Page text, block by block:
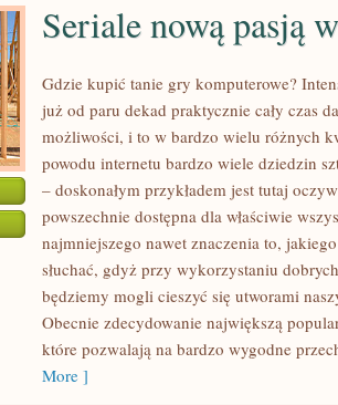
Seriale nową pasją
Gdzie kupić tanie gry komputerowe?
już od paru dekad praktycznie cały czas
możliwości, i to w bardzo wielu różnych
powodu internetu bardzo wiele dziedzin
– doskonałym przykładem jest tutaj
powszechnie dostępna dla właściwie
najmniejszego nawet znaczenia to,
słuchać, gdyż przy wykorzystaniu
będziemy mogli cieszyć się utworami
Obecnie zdecydowanie największą
które pozwalają na bardzo wygodne
More ]